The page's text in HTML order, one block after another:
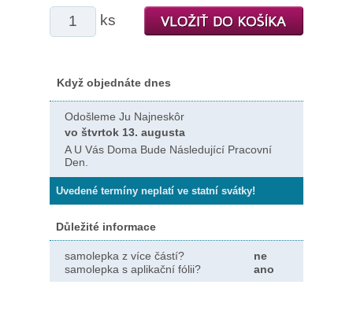
ks
Když objednáte dnes
Odošleme Ju Najneskôr
vo štvrtok 13. augusta
A U Vás Doma Bude Následující Pracovní
Den.
Uvedené termíny neplatí ve statní svátky!
Důležité informace
samolepka z více částí?
ne
samolepka s aplikační fólii?
ano